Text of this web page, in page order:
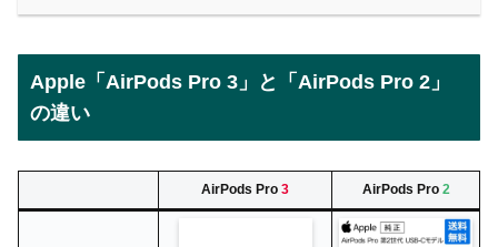
Apple「AirPods Pro 3」と「AirPods Pro 2」
の違い
AirPods Pro 3 AirPods Pro 2